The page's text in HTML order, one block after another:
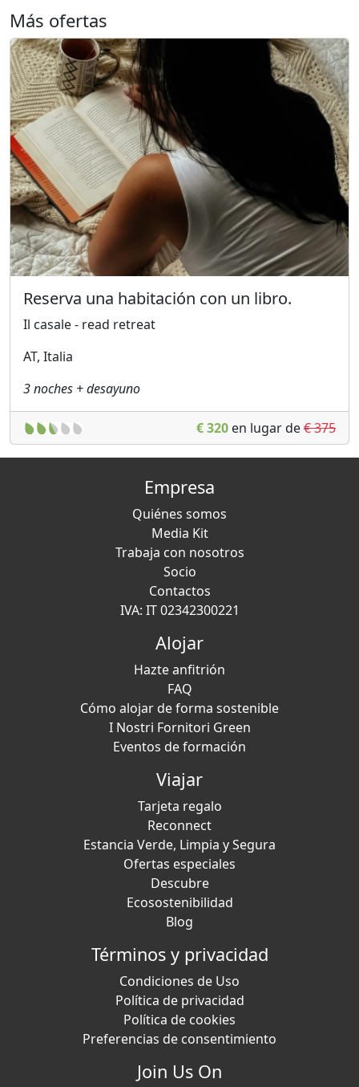
Más ofertas
Reserva una habitación con un libro.
Il casale - read retreat
AT, Italia
3 noches + desayuno
€ 320 en lugar de€ 375
Empresa
Quiénes somos
Media Kit
Trabaja con nosotros
Socio
Contactos
IVA: IT 02342300221
Alojar
Hazte anfitrión
FAQ
Cómo alojar de forma sostenible
I Nostri Fornitori Green
Eventos de formación
Viajar
Tarjeta regalo
Reconnect
Estancia Verde, Limpia y Segura
Ofertas especiales
Descubre
Ecosostenibilidad
Blog
Términos y privacidad
Condiciones de Uso
Política de privacidad
Política de cookies
Preferencias de consentimiento
Join Us On